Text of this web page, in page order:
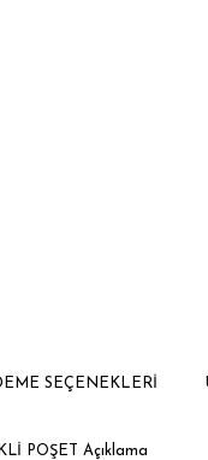
SEÇENEKLERI
POŞET Açıklama